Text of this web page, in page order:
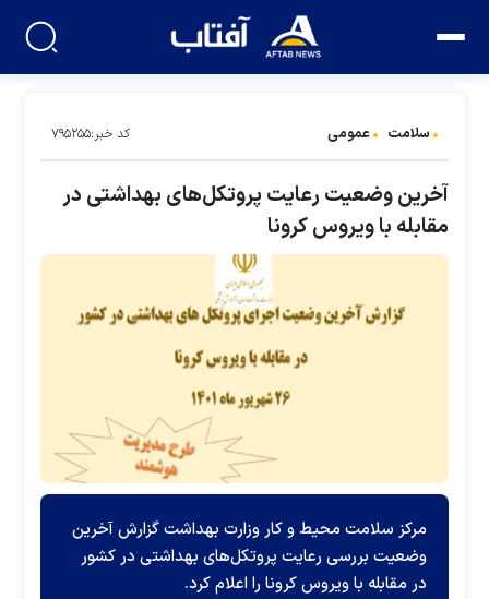
سلامت عمومی کد خبر:۷۹۵۲۵۵
آخرین وضعیت رعایت پروتکل‌های بهداشتی در
مقابله با ویروس کرونا
مرکز سلامت محیط و کار وزارت بهداشت گزارش آخرین
وضعیت بررسی رعایت پروتکل‌های بهداشتی در کشور
در مقابله با ویروس کرونا را اعلام کرد.